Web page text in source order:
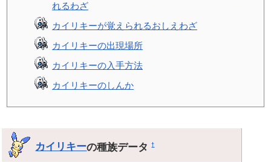
れるわざ
カイリキーが覚えられるおしえわざ
カイリキーの出現場所
カイリキーの入手方法
カイリキーのしんか
カイリキーの種族データ†